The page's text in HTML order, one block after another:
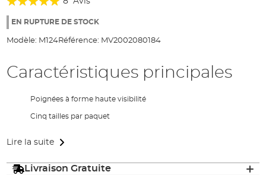
the
gallery
95%
EN RUPTURE DE STOCK
Modèle: M124Référence: MV2002080184
Caractéristiques principales
Poignées à forme haute visibilité
Cinq tailles par paquet
Lire la suite
Livraison Gratuite